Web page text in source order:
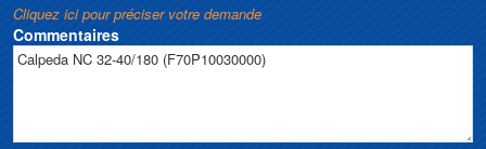
Cliquez ici pour préciser votre demande
Commentaires